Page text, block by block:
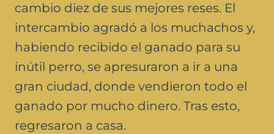
cambio diez de sus mejores reses. El
intercambio agradó a los muchachos y,
habiendo recibido el ganado para su
inútil perro, se apresuraron a ir a una
gran ciudad, donde vendieron todo el
ganado por mucho dinero. Tras esto,
regresaron a casa.